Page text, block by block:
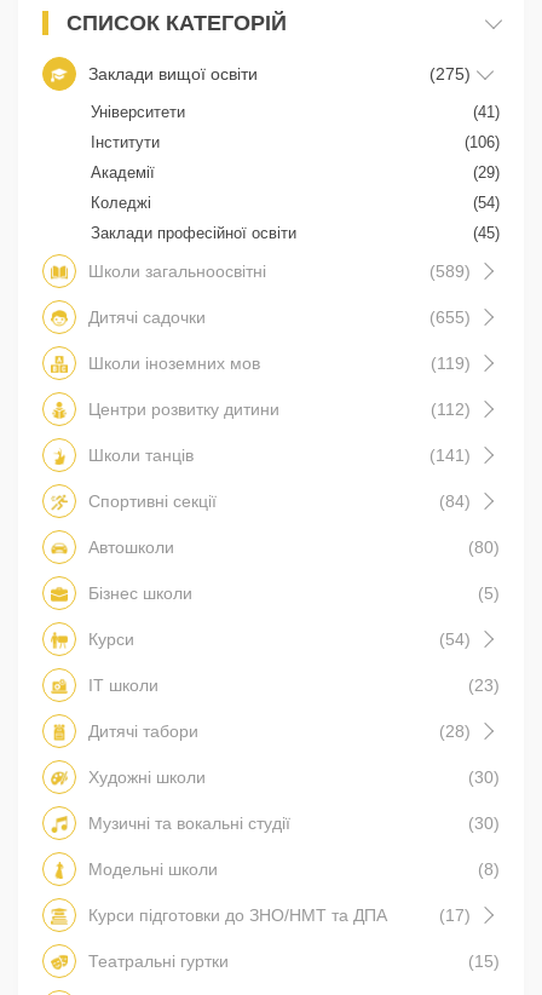
СПИСОК КАТЕГОРІЙ
Заклади вищої освіти (275)
Університети
(41)
Інститути
(106)
Академії
(29)
Коледжі
(54)
Заклади професійної освіти
(45)
Школи загальноосвітні (589)
Дитячі садочки (655)
Школи іноземних мов (119)
Центри розвитку дитини (112)
Школи танців (141)
Спортивні секції (84)
Автошколи (80)
Бізнес школи (5)
Курси (54)
IT школи (23)
Дитячі табори (28)
Художні школи (30)
Музичні та вокальні студії (30)
Модельні школи (8)
Курси підготовки до ЗНО/НМТ та ДПА (17)
Театральні гуртки (15)